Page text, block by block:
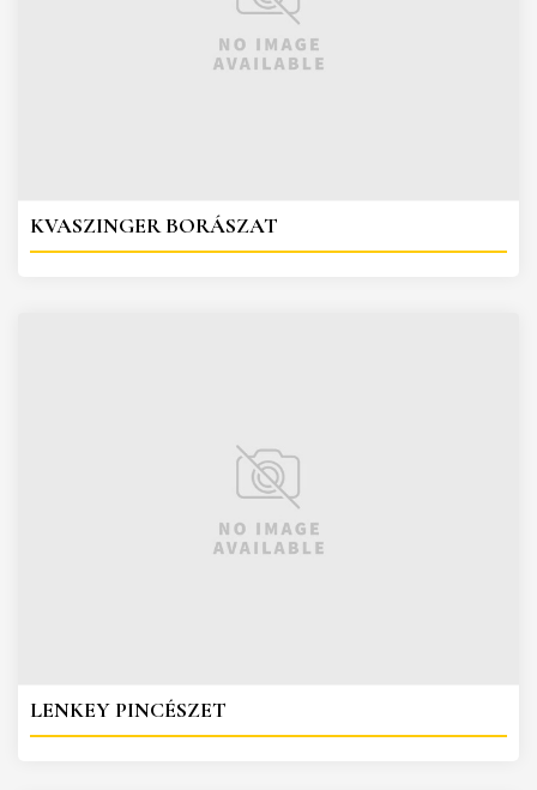
KVASZINGER BORÁSZAT
LENKEY PINCÉSZET